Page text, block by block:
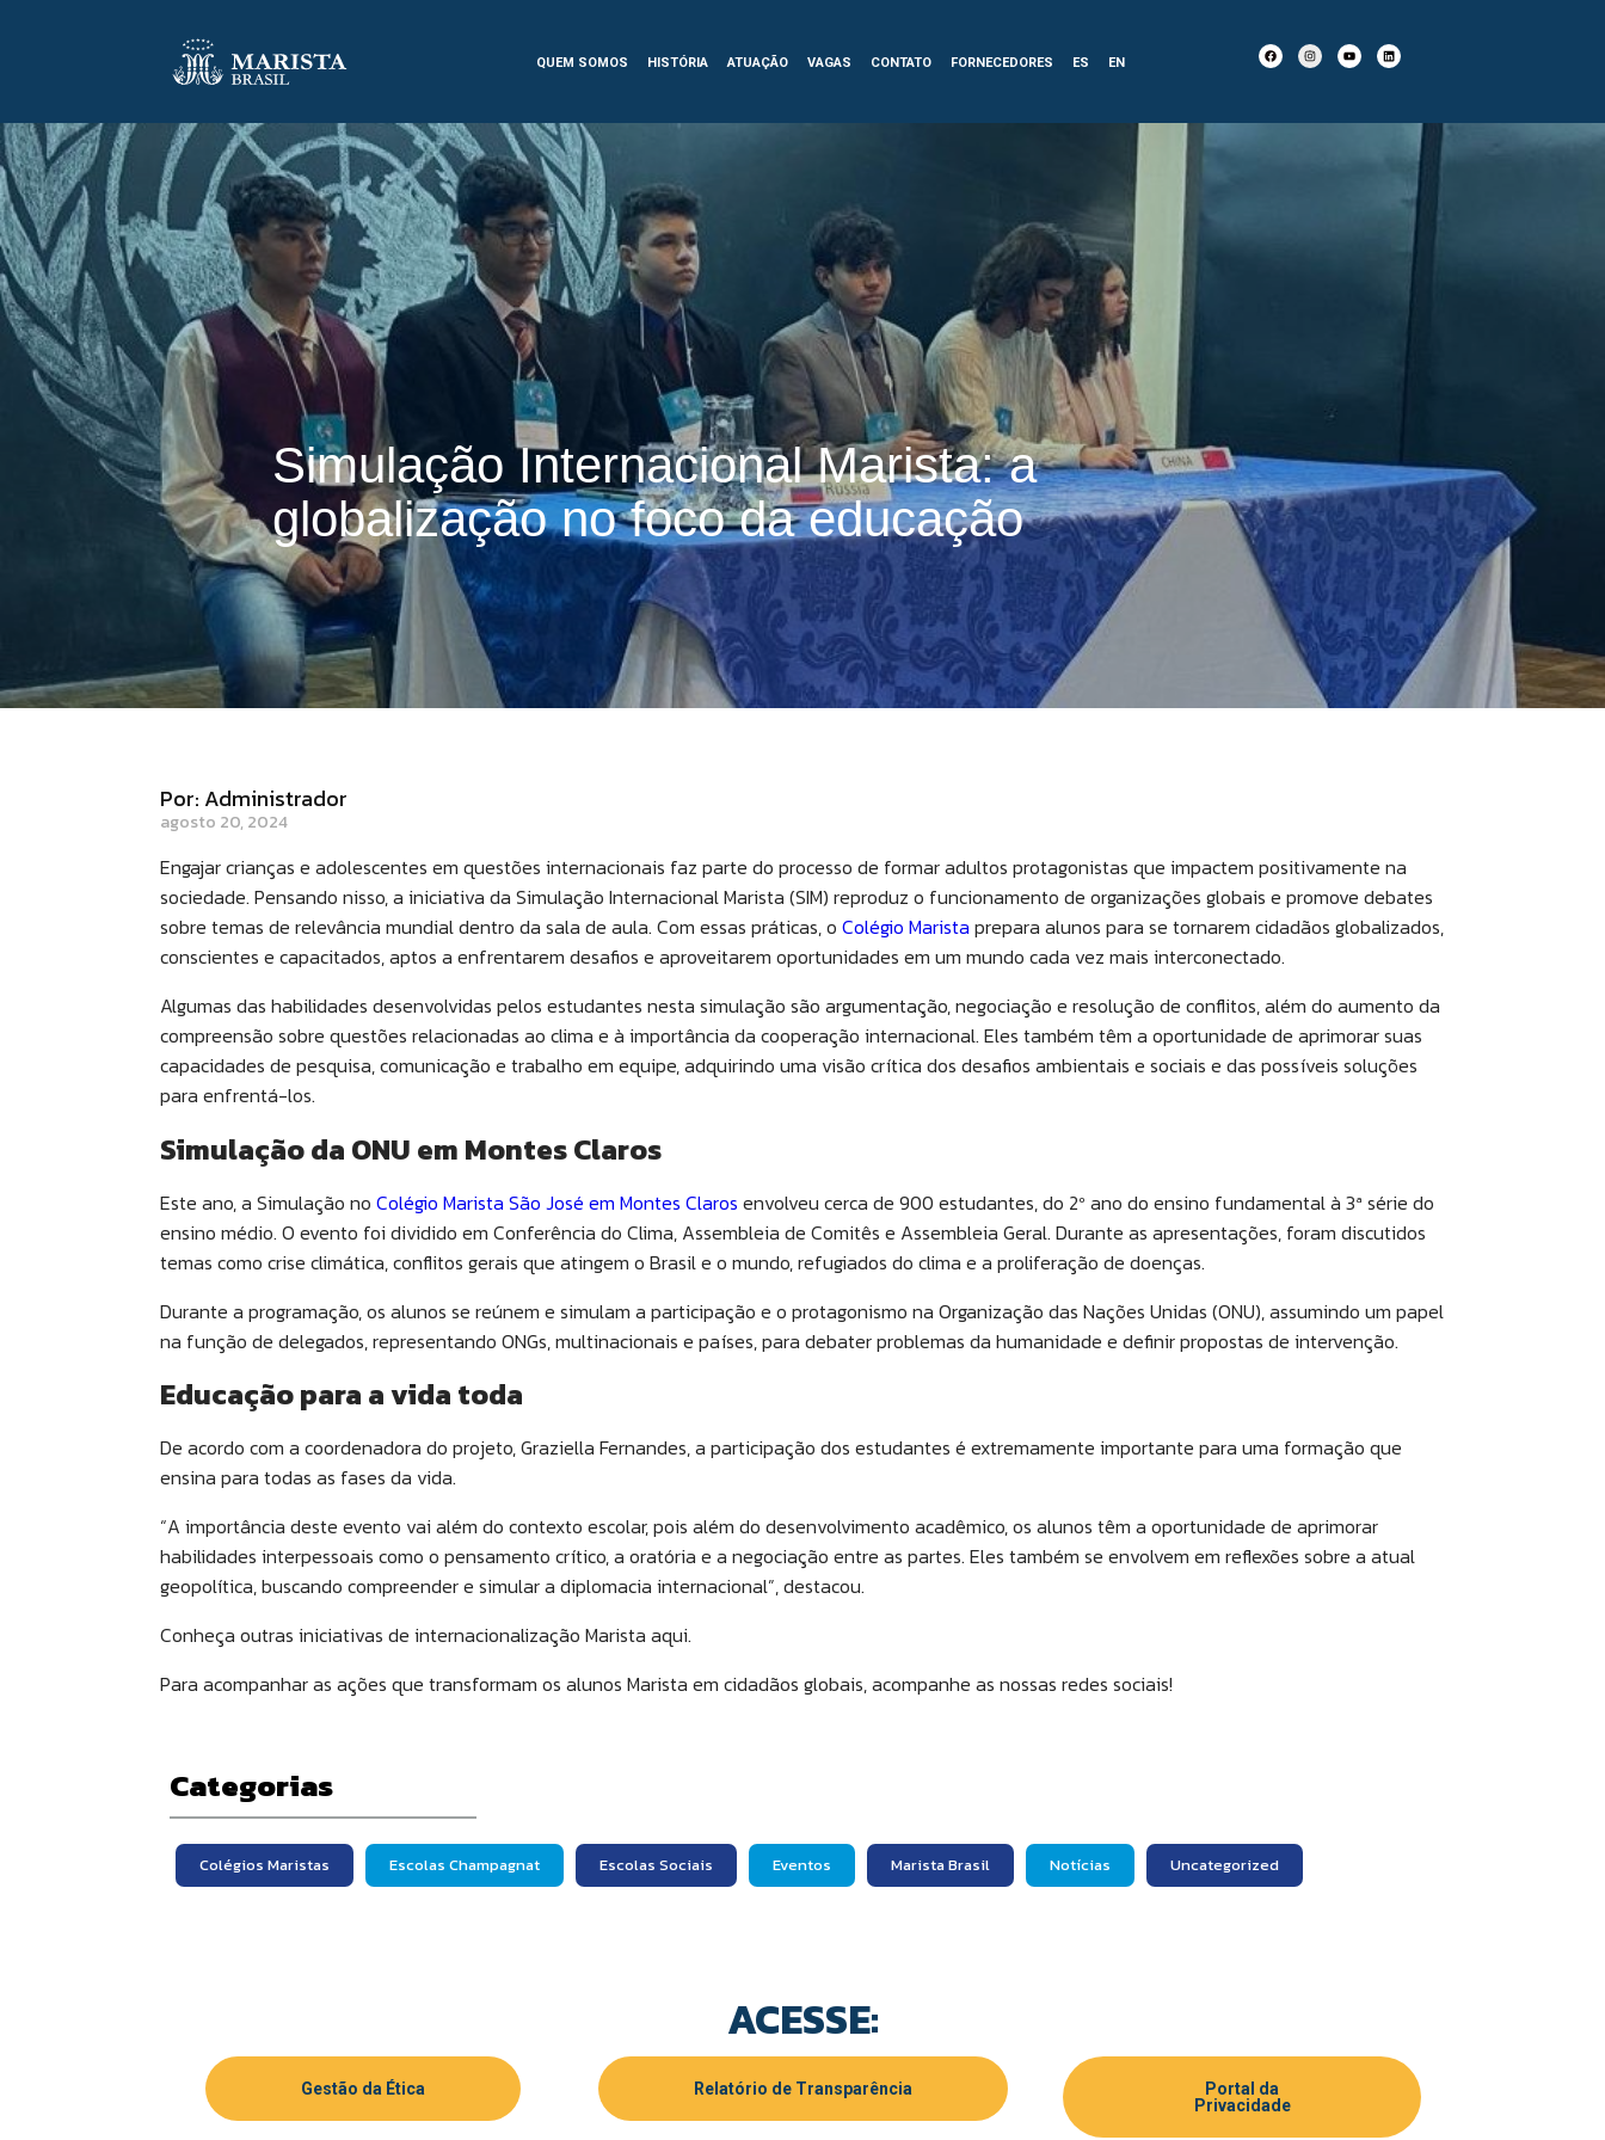
QUEM SOMOS HISTÓRIA ATUAÇÃO VAGAS CONTATO FORNECEDORES ES EN
Simulação Internacional Marista: a
globalização no foco da educação
Por: Administrador
agosto 20, 2024
Engajar crianças e adolescentes em questões internacionais faz parte do processo de formar adultos protagonistas que impactem positivamente na
sociedade. Pensando nisso, a iniciativa da Simulação Internacional Marista (SIM) reproduz o funcionamento de organizações globais e promove debates
sobre temas de relevância mundial dentro da sala de aula. Com essas práticas, oColégio Marista prepara alunos para se tornarem cidadãos globalizados,
conscientes e capacitados, aptos a enfrentarem desafios e aproveitarem oportunidades em um mundo cada vez mais interconectado.
Algumas das habilidades desenvolvidas pelos estudantes nesta simulação são argumentação, negociação e resolução de conflitos, além do aumento da
compreensão sobre questões relacionadas ao clima e à importância da cooperação internacional. Eles também têm a oportunidade de aprimorar suas
capacidades de pesquisa, comunicação e trabalho em equipe, adquirindo uma visão crítica dos desafios ambientais e sociais e das possíveis soluções
para enfrentá-los.
Simulação da ONU em Montes Claros
Este ano, a Simulação noColégio Marista São José em Montes Claros envolveu cerca de 900 estudantes, do 2º ano do ensino fundamental à 3ª série do
ensino médio. O evento foi dividido em Conferência do Clima, Assembleia de Comitês e Assembleia Geral. Durante as apresentações, foram discutidos
temas como crise climática, conflitos gerais que atingem o Brasil e o mundo, refugiados do clima e a proliferação de doenças.
Durante a programação, os alunos se reúnem e simulam a participação e o protagonismo na Organização das Nações Unidas (ONU), assumindo um papel
na função de delegados, representando ONGs, multinacionais e países, para debater problemas da humanidade e definir propostas de intervenção.
Educação para a vida toda
De acordo com a coordenadora do projeto, Graziella Fernandes, a participação dos estudantes é extremamente importante para uma formação que
ensina para todas as fases da vida.
“A importância deste evento vai além do contexto escolar, pois além do desenvolvimento acadêmico, os alunos têm a oportunidade de aprimorar
habilidades interpessoais como o pensamento crítico, a oratória e a negociação entre as partes. Eles também se envolvem em reflexões sobre a atual
geopolítica, buscando compreender e simular a diplomacia internacional”, destacou.
Conheça outras iniciativas de internacionalização Marista aqui.
Para acompanhar as ações que transformam os alunos Marista em cidadãos globais, acompanhe as nossas redes sociais!
Categorias
Colégios Maristas Escolas Champagnat Escolas Sociais Eventos Marista Brasil Notícias Uncategorized
ACESSE:
Gestão da Ética Relatório de Transparência
Portal da
Privacidade